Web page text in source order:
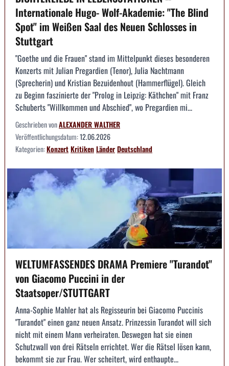
Internationale Hugo- Wolf-Akademie: "The Blind
Spot" im Weißen Saal des Neuen Schlosses in
Stuttgart
"Goethe und die Frauen" stand im Mittelpunkt dieses besonderen
Konzerts mit Julian Pregardien (Tenor), Julia Nachtmann
(Sprecherin) und Kristian Bezuidenhout (Hammerflügel). Gleich
zu Beginn faszinierte der "Prolog in Leipzig: Käthchen" mit Franz
Schuberts "Willkommen und Abschied", wo Pregardien mi...
Geschrieben vonALEXANDER WALTHER
Veröffentlichungsdatum:12.06.2026
Kategorien:KonzertKritikenLänderDeutschland
WELTUMFASSENDES DRAMA Premiere "Turandot"
von Giacomo Puccini in der
Staatsoper/STUTTGART
Anna-Sophie Mahler hat als Regisseurin bei Giacomo Puccinis
"Turandot" einen ganz neuen Ansatz. Prinzessin Turandot will sich
nicht mit einem Mann verheiraten. Deswegen hat sie einen
Schutzwall von drei Rätseln errichtet. Wer die Rätsel lösen kann,
bekommt sie zur Frau. Wer scheitert, wird enthaupte...